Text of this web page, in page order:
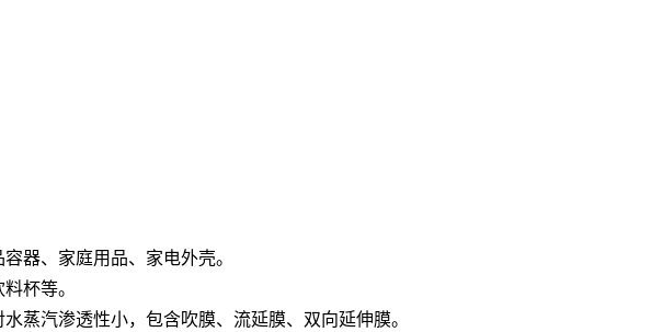
、家庭用品、家电外壳。
杯等。
汽渗透性小，包含吹膜、流延膜、双向延伸膜。